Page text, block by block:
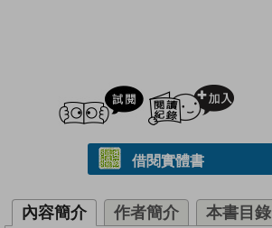
試閲
借閱實體書
內容簡介 作者簡介 本書目錄